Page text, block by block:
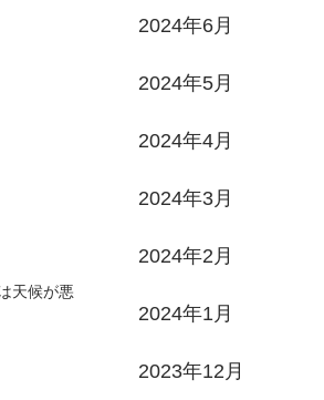
天候が悪
2024年6月
2024年5月
2024年4月
2024年3月
2024年2月
2024年1月
2023年12月